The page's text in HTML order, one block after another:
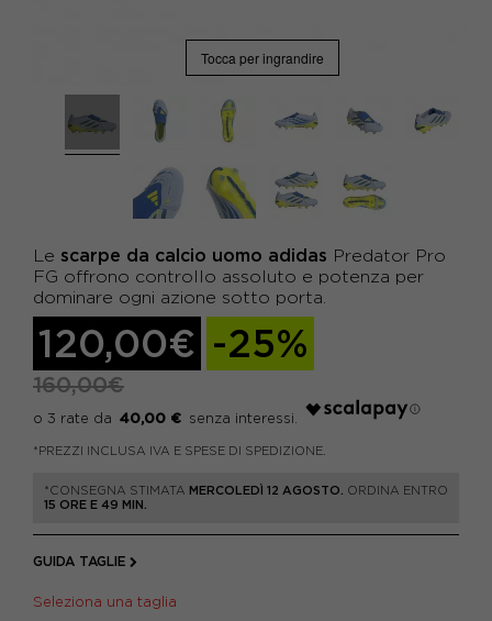
Tocca per ingrandire
Le scarpe da calcio uomo adidas Predator Pro
FG offrono controllo assoluto e potenza per
dominare ogni azione sotto porta.
120,00€ -25%
160,00€
40,00 €
*PREZZI INCLUSA IVA E SPESE DI SPEDIZIONE.
*CONSEGNA STIMATA MERCOLEDÌ 12 AGOSTO.
ORDINA ENTRO
15 ORE E 49 MIN.
GUIDA TAGLIE
Seleziona una taglia